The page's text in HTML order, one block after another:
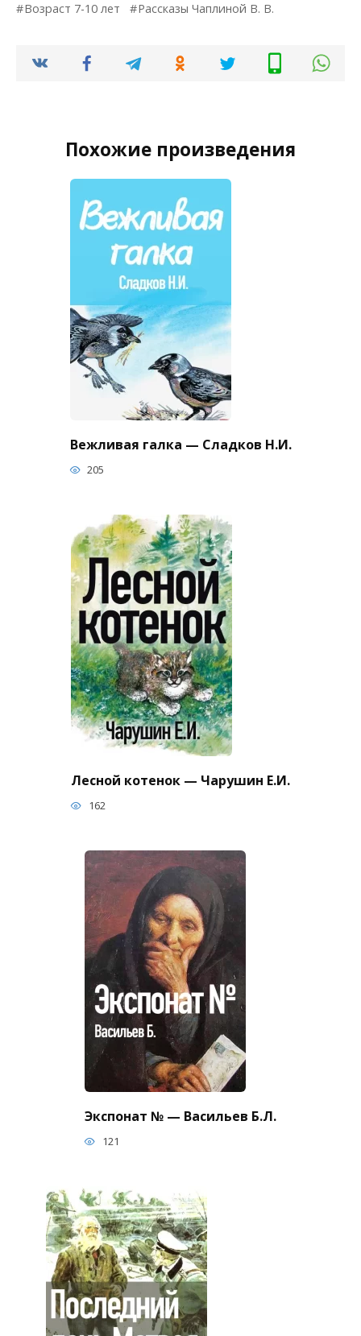
Возраст 7-10 лет Рассказы Чаплиной В. В.
Похожие произведения
Вежливая галка — Сладков Н.И.
205
Лесной котенок — Чарушин Е.И.
162
Экспонат № — Васильев Б.Л.
121